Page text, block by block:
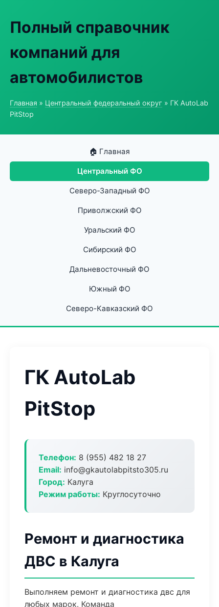
Полный справочник
компаний для
автомобилистов
Главная » Центральный федеральный округ » ГК AutoLab
PitStop
🏠 Главная
Центральный ФО
Северо-Западный ФО
Приволжский ФО
Уральский ФО
Сибирский ФО
Дальневосточный ФО
Южный ФО
Северо-Кавказский ФО
ГК AutoLab
PitStop
Телефон: 8 (955) 482 18 27
Email: info@gkautolabpitsto305.ru
Город: Калуга
Режим работы: Круглосуточно
Ремонт и диагностика
ДВС в Калуга
Выполняем ремонт и диагностика двс для
любых марок. Команда